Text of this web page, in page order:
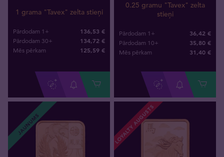
1 grama "Tavex" zelta stieņi
Pārdodam 1+ 136,53 €
Pārdodam 30+ 134,72 €
Mēs pērkam 125,59 €
0.25 gramu "Tavex" zelta
stieņi
Pārdodam 1+ 36,42 €
Pārdodam 10+ 35,80 €
Mēs pērkam 31,40 €
JAUNUMS LOYALTY AUGUSTS